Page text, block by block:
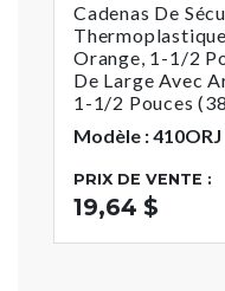
Cadenas De
Orange, 1-1/2
De Large Avec
1-1/2 Pouces
Modèle : 410ORJ
PRIX DE VENTE :
19,64 $